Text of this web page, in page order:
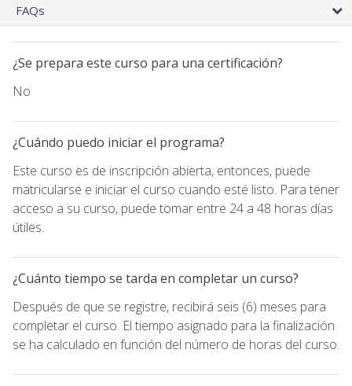
FAQs
¿Se prepara este curso para una certificación?
No
¿Cuándo puedo iniciar el programa?
Este curso es de inscripción abierta, entonces, puede
matricularse e iniciar el curso cuando esté listo. Para tener
acceso a su curso, puede tomar entre 24 a 48 horas días
útiles.
¿Cuánto tiempo se tarda en completar un curso?
Después de que se registre, recibirá seis (6) meses para
completar el curso. El tiempo asignado para la finalización
se ha calculado en función del número de horas del curso.